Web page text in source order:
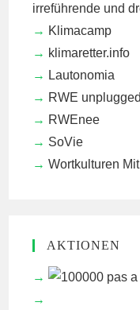
irreführende und
Klimacamp
klimaretter.info
Lautonomia
RWE unplugged
RWEnee
SoVie
Wortkulturen
AKTIONEN